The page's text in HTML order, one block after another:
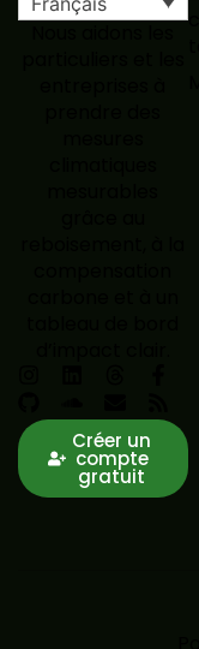
Créer un
compte
gratuit